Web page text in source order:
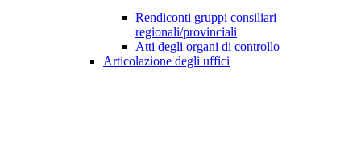
Rendiconti gruppi consiliari
regionali/provinciali
Atti degli organi di controllo
Articolazione degli uffici